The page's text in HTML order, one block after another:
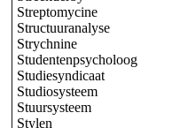
Streptomycine
Structuuranalyse
Strychnine
Studentenpsycholoog
Studiesyndicaat
Studiosysteem
Stuursysteem
Stylen